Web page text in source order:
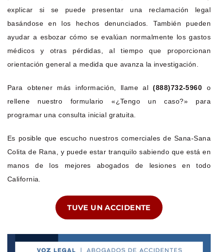
explicar si se puede presentar una reclamación legal
basándose en los hechos denunciados. También pueden
ayudar a esbozar cómo se evalúan normalmente los gastos
médicos y otras pérdidas, al tiempo que proporcionan
orientación general a medida que avanza la investigación.
Para obtener más información, llame al(888)732-5960 o
rellene nuestro formulario «¿Tengo un caso?» para
programar una consulta inicial gratuita.
Es posible que escucho nuestros comerciales de Sana-Sana
Colita de Rana, y puede estar tranquilo sabiendo que está en
manos de los mejores abogados de lesiones en todo
California.
TUVE UN ACCIDENTE